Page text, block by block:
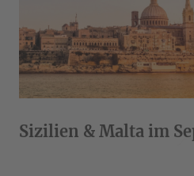
Sizilien & Malta im